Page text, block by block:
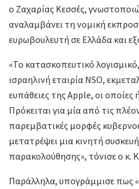
ο Ζαχαρίας Κεσσές,
αναλαμβάνει τη νομική
ευρωβουλευτή σε Ελλάδα και
«Το κατασκοπευτικό
ισραηλινή εταιρία NSO,
ευπάθειες της Apple, οι
Πρόκειται για μία από τις
παρεμβατικές μορφές
μετατρέψει μια κινητή
παρακολούθησης», τόνισε ο κ.
Παράλληλα, υπογράμμισε πως